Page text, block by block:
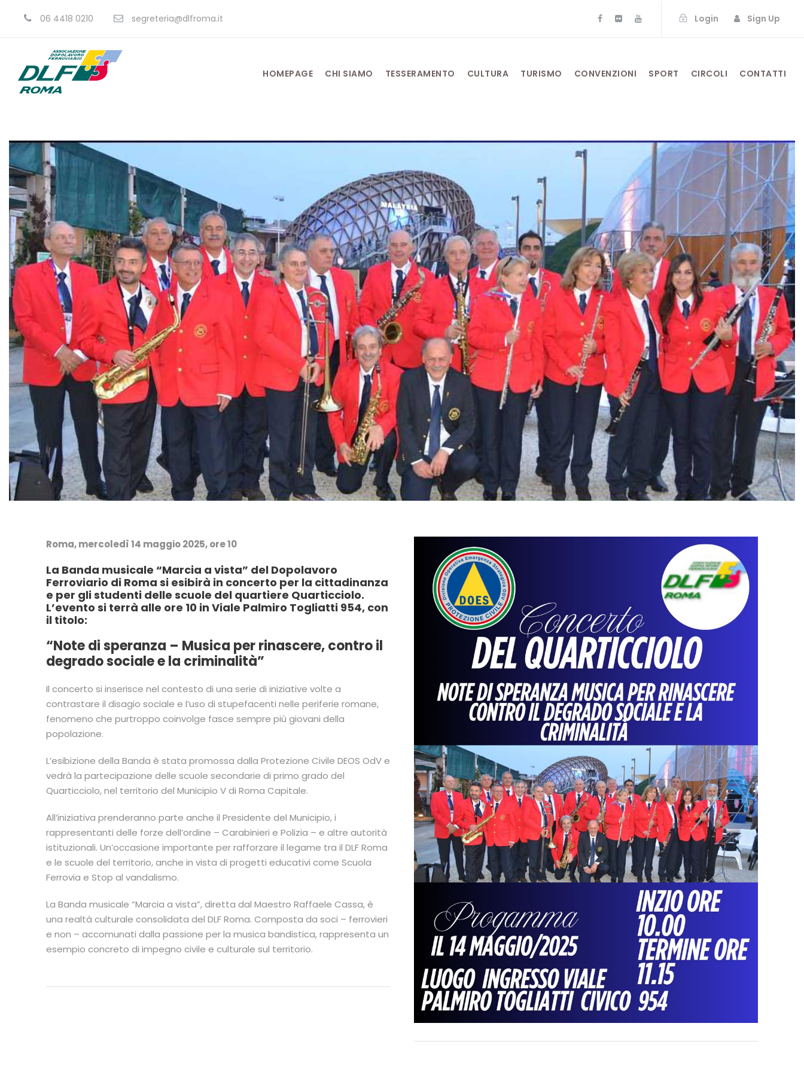
06 4418 0210 segreteria@dlfroma.it Login Sign Up
HOMEPAGE CHI SIAMO TESSERAMENTO CULTURA TURISMO CONVENZIONI SPORT CIRCOLI CONTATTI
Roma, mercoledì 14 maggio 2025, ore 10
La Banda musicale “Marcia a vista” del Dopolavoro
Ferroviario di Roma si esibirà in concerto per la cittadinanza
e per gli studenti delle scuole del quartiere Quarticciolo.
L’evento si terrà alle ore 10 in Viale Palmiro Togliatti 954, con
il titolo:
“Note di speranza – Musica per rinascere, contro il
degrado sociale e la criminalità”
Il concerto si inserisce nel contesto di una serie di iniziative volte a
contrastare il disagio sociale e l’uso di stupefacenti nelle periferie romane,
fenomeno che purtroppo coinvolge fasce sempre più giovani della
popolazione.
L’esibizione della Banda è stata promossa dalla Protezione Civile DEOS OdV e
vedrà la partecipazione delle scuole secondarie di primo grado del
Quarticciolo, nel territorio del Municipio V di Roma Capitale.
All’iniziativa prenderanno parte anche il Presidente del Municipio, i
rappresentanti delle forze dell’ordine – Carabinieri e Polizia – e altre autorità
istituzionali. Un’occasione importante per rafforzare il legame tra il DLF Roma
e le scuole del territorio, anche in vista di progetti educativi come Scuola
Ferrovia e Stop al vandalismo.
La Banda musicale “Marcia a vista”, diretta dal Maestro Raffaele Cassa, è
una realtà culturale consolidata del DLF Roma. Composta da soci – ferrovieri
e non – accomunati dalla passione per la musica bandistica, rappresenta un
esempio concreto di impegno civile e culturale sul territorio.